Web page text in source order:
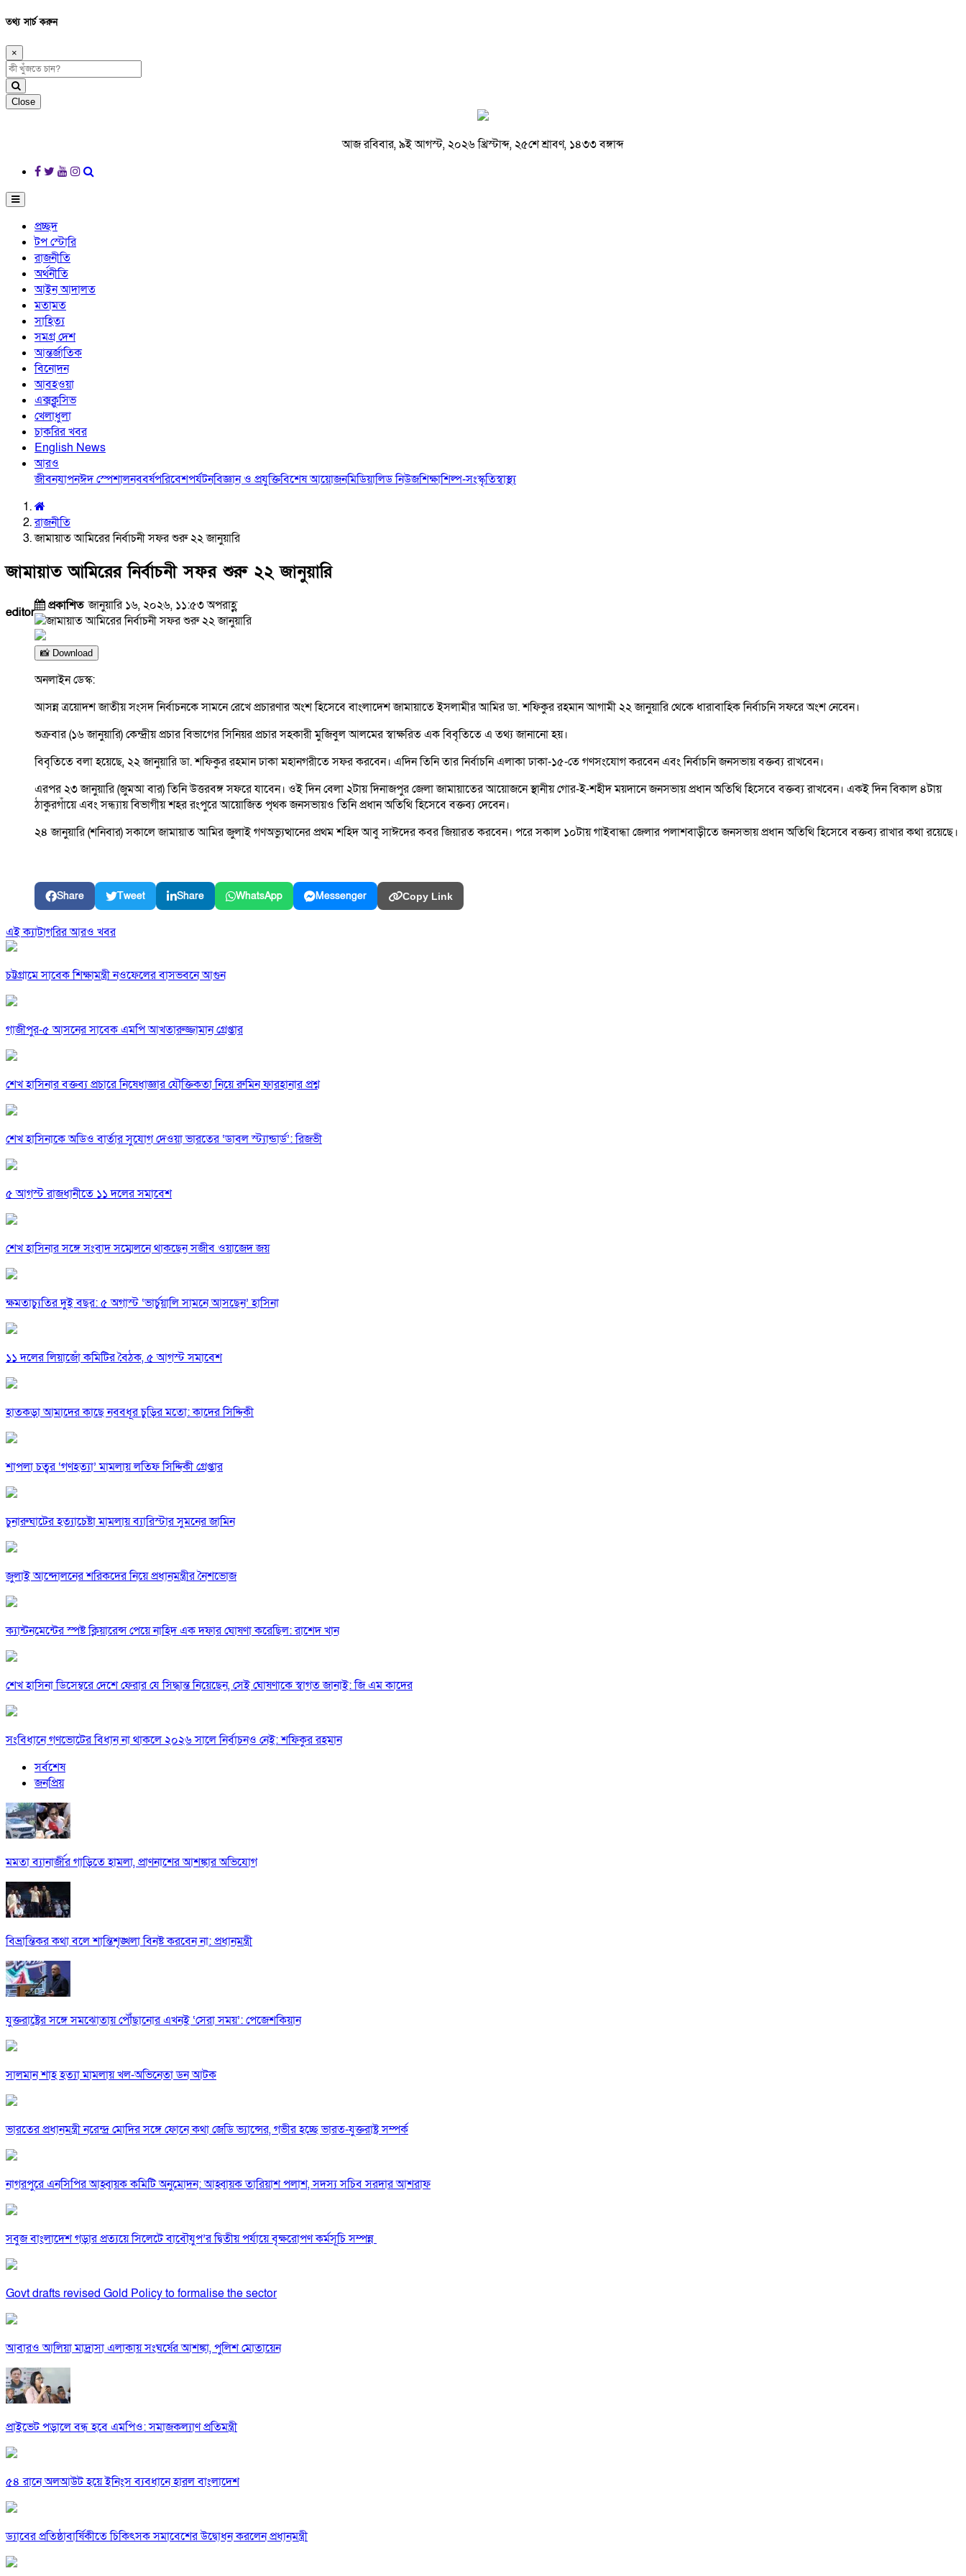
তথ্য সার্চ করুন
×
Close
আজ রবিবার, ৯ই আগস্ট, ২০২৬ খ্রিস্টাব্দ, ২৫শে শ্রাবণ, ১৪৩৩ বঙ্গাব্দ
প্রচ্ছদ
টপ স্টোরি
রাজনীতি
অর্থনীতি
আইন আদালত
মতামত
সাহিত্য
সমগ্র দেশ
আন্তর্জাতিক
বিনোদন
আবহওয়া
এক্সক্লুসিভ
খেলাধুলা
চাকরির খবর
English News
আরও
জীবনযাপনঈদ স্পেশালনববর্ষপরিবেশপর্যটনবিজ্ঞান ও প্রযুক্তিবিশেষ আয়োজনমিডিয়ালিড নিউজশিক্ষাশিল্প-সংস্কৃতিস্বাস্থ্য
রাজনীতি
জামায়াত আমিরের নির্বাচনী সফর শুরু ২২ জানুয়ারি
জামায়াত আমিরের নির্বাচনী সফর শুরু ২২ জানুয়ারি
editor প্রকাশিতজানুয়ারি ১৬, ২০২৬, ১১:৫৩ অপরাহ্ণ
📸 Download
অনলাইন ডেস্ক:
আসন্ন ত্রয়োদশ জাতীয় সংসদ নির্বাচনকে সামনে রেখে প্রচারণার অংশ হিসেবে বাংলাদেশ জামায়াতে ইসলামীর আমির ডা. শফিকুর রহমান আগামী ২২ জানুয়ারি থেকে ধারাবাহিক নির্বাচনি সফরে অংশ নেবেন।
শুক্রবার (১৬ জানুয়ারি) কেন্দ্রীয় প্রচার বিভাগের সিনিয়র প্রচার সহকারী মুজিবুল আলমের স্বাক্ষরিত এক বিবৃতিতে এ তথ্য জানানো হয়।
বিবৃতিতে বলা হয়েছে, ২২ জানুয়ারি ডা. শফিকুর রহমান ঢাকা মহানগরীতে সফর করবেন। এদিন তিনি তার নির্বাচনি এলাকা ঢাকা-১৫-তে গণসংযোগ করবেন এবং নির্বাচনি জনসভায় বক্তব্য রাখবেন।
এরপর ২৩ জানুয়ারি (জুমআ বার) তিনি উত্তরবঙ্গ সফরে যাবেন। ওই দিন বেলা ২টায় দিনাজপুর জেলা জামায়াতের আয়োজনে স্থানীয় গোর-ই-শহীদ ময়দানে জনসভায় প্রধান অতিথি হিসেবে বক্তব্য রাখবেন। একই দিন বিকাল ৪টায়
ঠাকুরগাঁয়ে এবং সন্ধ্যায় বিভাগীয় শহর রংপুরে আয়োজিত পৃথক জনসভায়ও তিনি প্রধান অতিথি হিসেবে বক্তব্য দেবেন।
২৪ জানুয়ারি (শনিবার) সকালে জামায়াত আমির জুলাই গণঅভ্যুত্থানের প্রথম শহিদ আবু সাঈদের কবর জিয়ারত করবেন। পরে সকাল ১০টায় গাইবান্ধা জেলার পলাশবাড়ীতে জনসভায় প্রধান অতিথি হিসেবে বক্তব্য রাখার কথা রয়েছে।
Share Tweet Share WhatsApp Messenger Copy Link
এই ক্যাটাগরির আরও খবর
চট্টগ্রামে সাবেক শিক্ষামন্ত্রী নওফেলের বাসভবনে আগুন
গাজীপুর-৫ আসনের সাবেক এমপি আখতারুজ্জামান গ্রেপ্তার
শেখ হাসিনার বক্তব্য প্রচারে নিষেধাজ্ঞার যৌক্তিকতা নিয়ে রুমিন ফারহানার প্রশ্ন
শেখ হাসিনাকে অডিও বার্তার সুযোগ দেওয়া ভারতের ‘ডাবল স্ট্যান্ডার্ড’: রিজভী
৫ আগস্ট রাজধানীতে ১১ দলের সমাবেশ
শেখ হাসিনার সঙ্গে সংবাদ সম্মেলনে থাকছেন সজীব ওয়াজেদ জয়
ক্ষমতাচ্যুতির দুই বছর: ৫ অগাস্ট ‘ভার্চুয়ালি সামনে আসছেন’ হাসিনা
১১ দলের লিয়াজোঁ কমিটির বৈঠক, ৫ আগস্ট সমাবেশ
হাতকড়া আমাদের কাছে নববধূর চুড়ির মতো: কাদের সিদ্দিকী
শাপলা চত্বর ‘গণহত্যা’ মামলায় লতিফ সিদ্দিকী গ্রেপ্তার
চুনারুঘাটের হত্যাচেষ্টা মামলায় ব্যারিস্টার সুমনের জামিন
জুলাই আন্দোলনের শরিকদের নিয়ে প্রধানমন্ত্রীর নৈশভোজ
ক্যান্টনমেন্টের স্পষ্ট ক্লিয়ারেন্স পেয়ে নাহিদ এক দফার ঘোষণা করেছিল: রাশেদ খান
শেখ হাসিনা ডিসেম্বরে দেশে ফেরার যে সিদ্ধান্ত নিয়েছেন, সেই ঘোষণাকে স্বাগত জানাই: জি এম কাদের
সংবিধানে গণভোটের বিধান না থাকলে ২০২৬ সালে নির্বাচনও নেই: শফিকুর রহমান
সর্বশেষ
জনপ্রিয়
মমতা ব্যানার্জীর গাড়িতে হামলা, প্রাণনাশের আশঙ্কার অভিযোগ
বিভ্রান্তিকর কথা বলে শান্তিশৃঙ্খলা বিনষ্ট করবেন না: প্রধানমন্ত্রী
যুক্তরাষ্ট্রের সঙ্গে সমঝোতায় পৌঁছানোর এখনই ‘সেরা সময়’: পেজেশকিয়ান
সালমান শাহ হত্যা মামলায় খল-অভিনেতা ডন আটক
ভারতের প্রধানমন্ত্রী নরেন্দ্র মোদির সঙ্গে ফোনে কথা জেডি ভ্যান্সের, গভীর হচ্ছে ভারত-যুক্তরাষ্ট্র সম্পর্ক
নাগরপুরে এনসিপির আহ্বায়ক কমিটি অনুমোদন: আহ্বায়ক তারিয়াশ পলাশ, সদস্য সচিব সরদার আশরাফ
সবুজ বাংলাদেশ গড়ার প্রত্যয়ে সিলেটে বাবৌযুপ’র দ্বিতীয় পর্যায়ে বৃক্ষরোপণ কর্মসূচি সম্পন্ন
Govt drafts revised Gold Policy to formalise the sector
আবারও আলিয়া মাদ্রাসা এলাকায় সংঘর্ষের আশঙ্কা, পুলিশ মোতায়েন
প্রাইভেট পড়ালে বন্ধ হবে এমপিও: সমাজকল্যাণ প্রতিমন্ত্রী
৫৪ রানে অলআউট হয়ে ইনিংস ব্যবধানে হারল বাংলাদেশ
ড্যাবের প্রতিষ্ঠাবার্ষিকীতে চিকিৎসক সমাবেশের উদ্বোধন করলেন প্রধানমন্ত্রী